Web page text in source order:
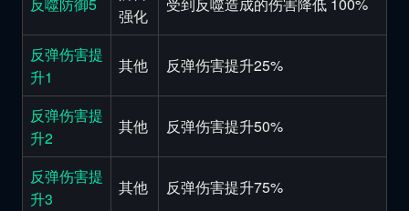
强化
反弹伤害提
升1
其他 反弹伤害提升25%
反弹伤害提
升2
其他 反弹伤害提升50%
反弹伤害提
升3
其他 反弹伤害提升75%